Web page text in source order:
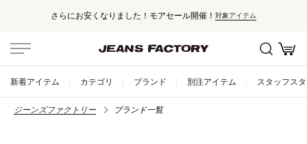
さらにお安くなりました！モアセール開催！ 対象アイテム
新着アイテム カテゴリ ブランド 別注アイテム スタッフス
ジーンズファクトリー ブランド一覧